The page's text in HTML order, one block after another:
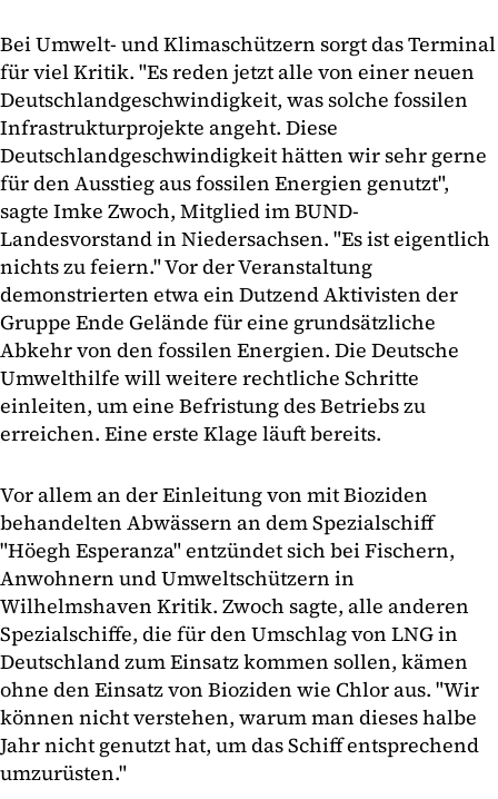
Bei Umwelt- und Klimaschützern sorgt das Terminal
für viel Kritik. "Es reden jetzt alle von einer neuen
Deutschlandgeschwindigkeit, was solche fossilen
Infrastrukturprojekte angeht. Diese
Deutschlandgeschwindigkeit hätten wir sehr gerne
für den Ausstieg aus fossilen Energien genutzt",
sagte Imke Zwoch, Mitglied im BUND-
Landesvorstand in Niedersachsen. "Es ist eigentlich
nichts zu feiern." Vor der Veranstaltung
demonstrierten etwa ein Dutzend Aktivisten der
Gruppe Ende Gelände für eine grundsätzliche
Abkehr von den fossilen Energien. Die Deutsche
Umwelthilfe will weitere rechtliche Schritte
einleiten, um eine Befristung des Betriebs zu
erreichen. Eine erste Klage läuft bereits.
Vor allem an der Einleitung von mit Bioziden
behandelten Abwässern an dem Spezialschiff
"Höegh Esperanza" entzündet sich bei Fischern,
Anwohnern und Umweltschützern in
Wilhelmshaven Kritik. Zwoch sagte, alle anderen
Spezialschiffe, die für den Umschlag von LNG in
Deutschland zum Einsatz kommen sollen, kämen
ohne den Einsatz von Bioziden wie Chlor aus. "Wir
können nicht verstehen, warum man dieses halbe
Jahr nicht genutzt hat, um das Schiff entsprechend
umzurüsten."